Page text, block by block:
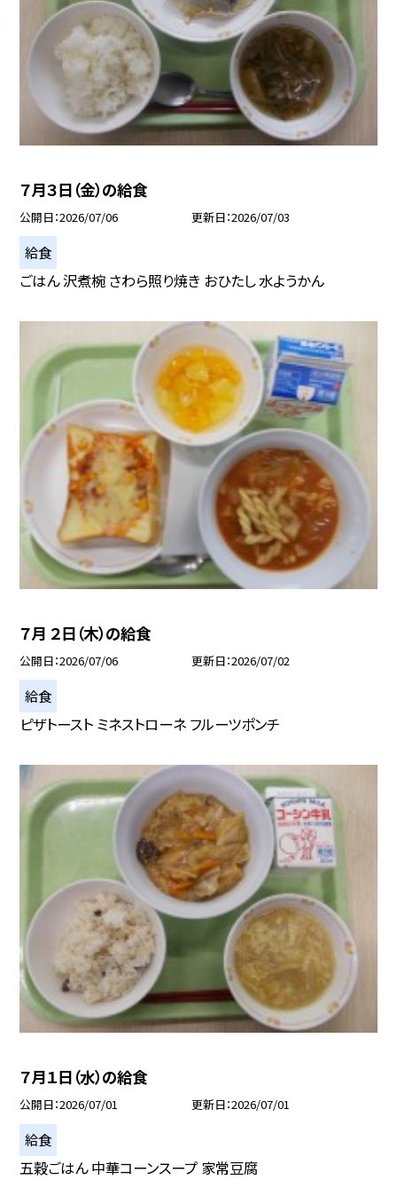
７月３日（金）の給食
公開日 2026/07/06 更新日 2026/07/03
給食
ごはん 沢煮椀 さわら照り焼き おひたし 水ようかん
７月 ２日（木）の給食
公開日 2026/07/06 更新日 2026/07/02
給食
ピザトースト ミネストローネ フルーツポンチ
７月１日（水）の給食
公開日 2026/07/01 更新日 2026/07/01
給食
五穀ごはん 中華コーンスープ 家常豆腐